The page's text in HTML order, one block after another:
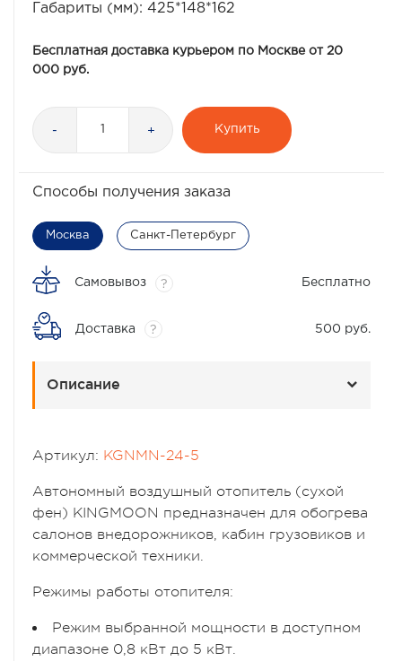
Габариты (мм): 425*148*162
Бесплатная доставка курьером по Москве от 20
000 руб.
- + Купить
Способы получения заказа
Москва Санкт-Петербург
Самовывоз ? Бесплатно
Доставка ? 500 руб.
Описание
Артикул: KGNMN-24-5
Автономный воздушный отопитель (сухой
фен) KINGMOON предназначен для обогрева
салонов внедорожников, кабин грузовиков и
коммерческой техники.
Режимы работы отопителя:
Режим выбранной мощности в доступном
диапазоне 0,8 кВт до 5 кВт.